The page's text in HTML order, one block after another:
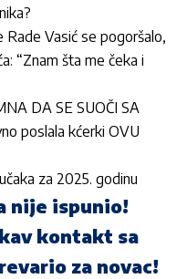
Vasić se pogoršalo,
“Znam šta me čeka i
DA SE SUOČI SA
poslala kćerki OVU
za 2025. godinu
nije ispunio!
kontakt sa
za novac!